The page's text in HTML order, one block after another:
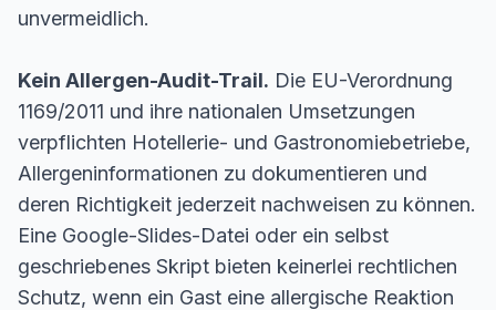
unvermeidlich.
Kein Allergen-Audit-Trail. Die EU-Verordnung
1169/2011 und ihre nationalen Umsetzungen
verpflichten Hotellerie- und Gastronomiebetriebe,
Allergeninformationen zu dokumentieren und
deren Richtigkeit jederzeit nachweisen zu können.
Eine Google-Slides-Datei oder ein selbst
geschriebenes Skript bieten keinerlei rechtlichen
Schutz, wenn ein Gast eine allergische Reaktion